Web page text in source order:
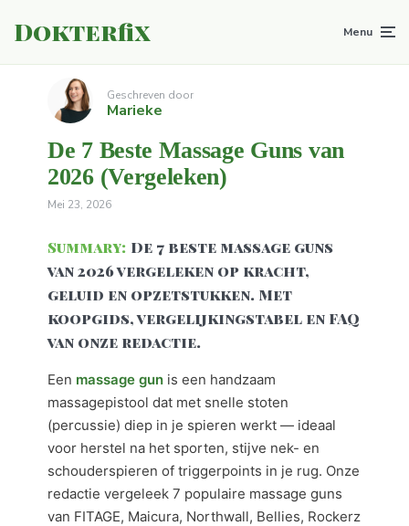
Dokterfix Menu
Geschreven door
Marieke
De 7 Beste Massage Guns van
2026 (Vergeleken)
Mei 23, 2026
Summary: De 7 beste massage guns
van 2026 vergeleken op kracht,
geluid en opzetstukken. Met
koopgids, vergelijkingstabel en FAQ
van onze redactie.
Een massage gun is een handzaam
massagepistool dat met snelle stoten
(percussie) diep in je spieren werkt — ideaal
voor herstel na het sporten, stijve nek- en
schouderspieren of triggerpoints in je rug. Onze
redactie vergeleek 7 populaire massage guns
van FITAGE, Maicura, Northwall, Bellies, Rockerz